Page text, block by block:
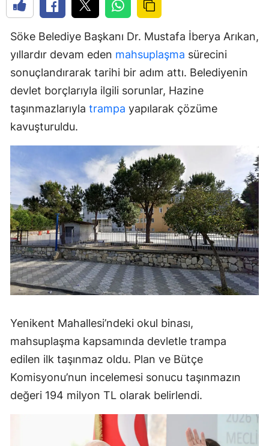
Söke Belediye Başkanı Dr. Mustafa İberya Arıkan,
yıllardır devam eden mahsuplaşma sürecini
sonuçlandırarak tarihi bir adım attı. Belediyenin
devlet borçlarıyla ilgili sorunlar, Hazine
taşınmazlarıyla trampa yapılarak çözüme
kavuşturuldu.
Yenikent Mahallesi’ndeki okul binası,
mahsuplaşma kapsamında devletle trampa
edilen ilk taşınmaz oldu. Plan ve Bütçe
Komisyonu’nun incelemesi sonucu taşınmazın
değeri 194 milyon TL olarak belirlendi.